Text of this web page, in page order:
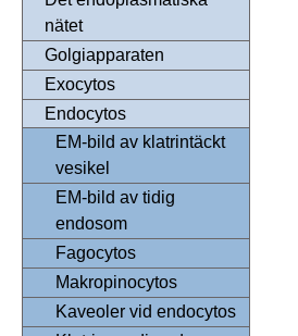
nätet
Golgiapparaten
Exocytos
Endocytos
EM-bild av klatrintäckt
vesikel
EM-bild av tidig
endosom
Fagocytos
Makropinocytos
Kaveoler vid endocytos